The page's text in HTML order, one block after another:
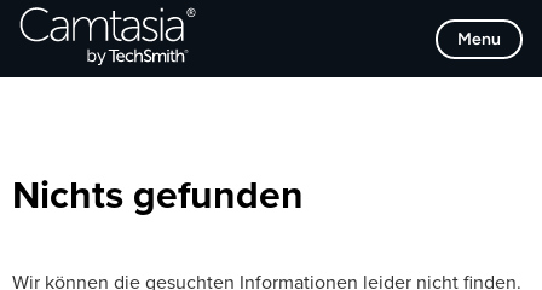
Direkt
zum
Menu
Browse Categories
Nichts gefunden
Wir können die gesuchten Informationen leider nicht finden.